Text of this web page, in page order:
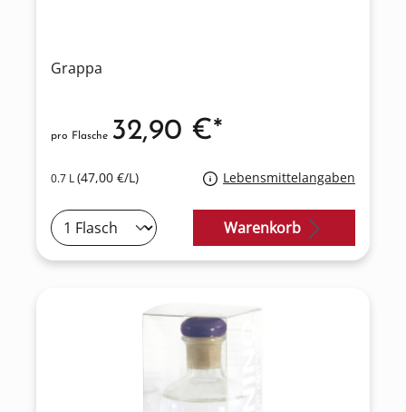
Grappa
0.7 L(47,00 €/L) Lebensmittelangaben
pro Flasche 32,90 €*
Warenkorb